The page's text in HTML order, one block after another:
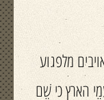
מלפגוע
הארץ כי שֵׁם